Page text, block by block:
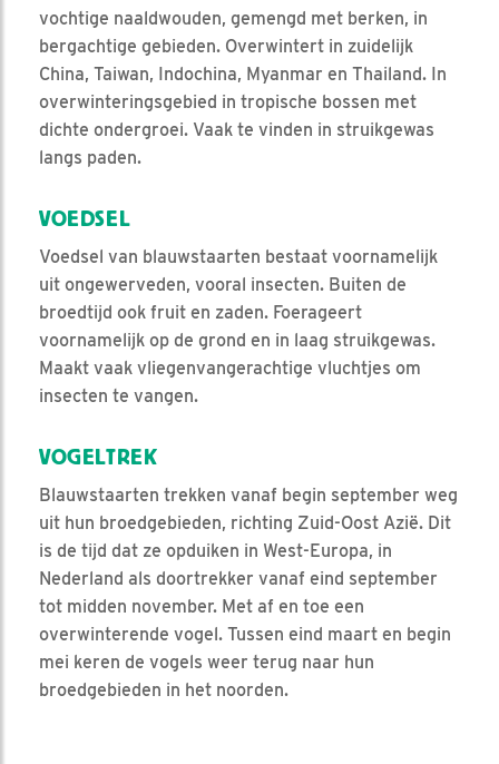
vochtige naaldwouden, gemengd met berken, in
bergachtige gebieden. Overwintert in zuidelijk
China, Taiwan, Indochina, Myanmar en Thailand. In
overwinteringsgebied in tropische bossen met
dichte ondergroei. Vaak te vinden in struikgewas
langs paden.
VOEDSEL
Voedsel van blauwstaarten bestaat voornamelijk
uit ongewerveden, vooral insecten. Buiten de
broedtijd ook fruit en zaden. Foerageert
voornamelijk op de grond en in laag struikgewas.
Maakt vaak vliegenvangerachtige vluchtjes om
insecten te vangen.
VOGELTREK
Blauwstaarten trekken vanaf begin september weg
uit hun broedgebieden, richting Zuid-Oost Azië. Dit
is de tijd dat ze opduiken in West-Europa, in
Nederland als doortrekker vanaf eind september
tot midden november. Met af en toe een
overwinterende vogel. Tussen eind maart en begin
mei keren de vogels weer terug naar hun
broedgebieden in het noorden.